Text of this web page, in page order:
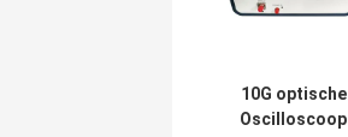
10G optische
Oscilloscoop